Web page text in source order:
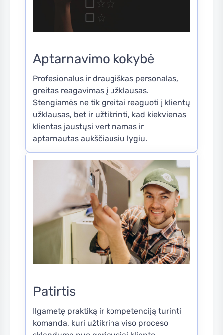
Aptarnavimo kokybė
Profesionalus ir draugiškas personalas,
greitas reagavimas į užklausas.
Stengiamės ne tik greitai reaguoti į klientų
užklausas, bet ir užtikrinti, kad kiekvienas
klientas jaustųsi vertinamas ir
aptarnautas aukščiausiu lygiu.
Patirtis
Ilgametę praktiką ir kompetenciją turinti
komanda, kuri užtikrina viso proceso